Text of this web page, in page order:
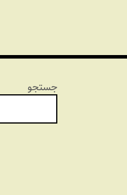
جستجو